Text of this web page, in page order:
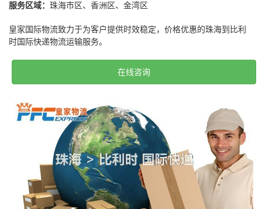
服务区域： 珠海市区、香洲区、金湾区
皇家国际物流致力于为客户提供时效稳定，价格优惠的珠海到比利
时国际快递物流运输服务。
在线咨询